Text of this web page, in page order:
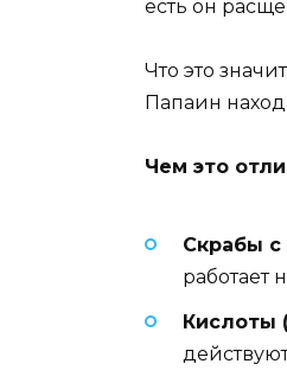
есть он
Что это
Папаин
Чем это
Скрабы с
работает
Кислоты